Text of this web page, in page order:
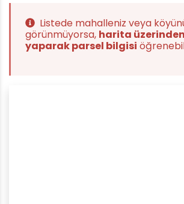
Listede mahalleniz veya
görünmüyorsa, harita
yaparak parsel bilgisi